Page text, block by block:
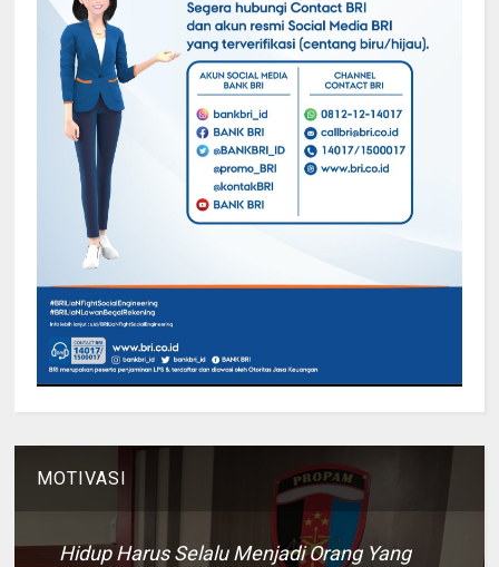
MOTIVASI
Hidup Harus Selalu Menjadi Orang Yang